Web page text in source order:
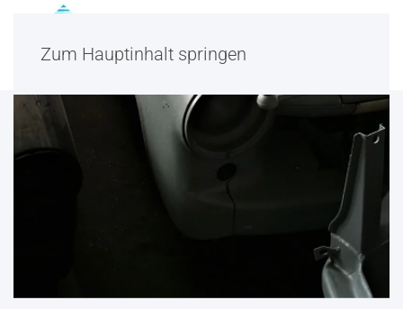
Zum Hauptinhalt springen